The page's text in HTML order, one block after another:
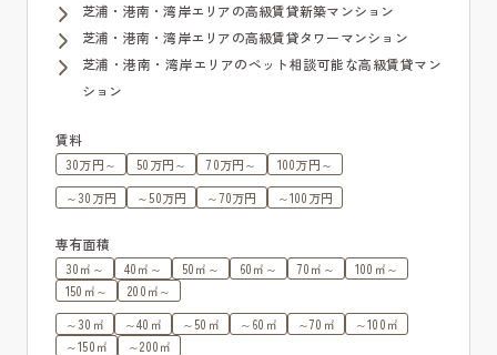
芝浦・港南・湾岸エリアの高級賃貸新築マンション
芝浦・港南・湾岸エリアの高級賃貸タワーマンション
芝浦・港南・湾岸エリアのペット相談可能な高級賃貸マン
ション
賃料
30万円～ 50万円～ 70万円～
100万円～
～30万円
～50万円 ～70万円 ～100万円
専有面積
30㎡～ 40㎡～ 50㎡～ 60㎡～ 70㎡～
100㎡～
150㎡～
200㎡～
～30㎡
～40㎡ ～50㎡ ～60㎡ ～70㎡
～100㎡
～150㎡
～200㎡